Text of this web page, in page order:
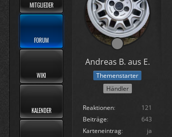
MITGLIEDER
FORUM
WIKI
KALENDER
Andreas B. aus E.
Themenstarter
Händler
Reaktionen
121
Beiträge
643
Karteneintrag
ja